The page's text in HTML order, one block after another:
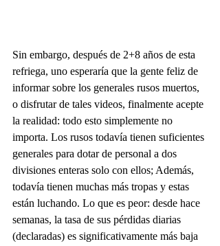
Sin embargo, después de 2+8 años de esta
refriega, uno esperaría que la gente feliz de
informar sobre los generales rusos muertos,
o disfrutar de tales videos, finalmente acepte
la realidad: todo esto simplemente no
importa. Los rusos todavía tienen suficientes
generales para dotar de personal a dos
divisiones enteras solo con ellos; Además,
todavía tienen muchas más tropas y estas
están luchando. Lo que es peor: desde hace
semanas, la tasa de sus pérdidas diarias
(declaradas) es significativamente más baja